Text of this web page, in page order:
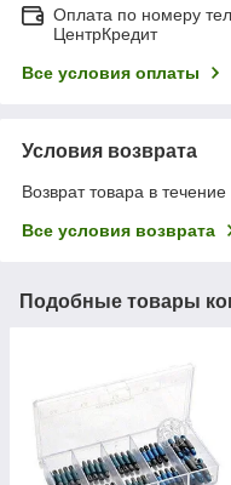
Оплата по номеру
ЦентрКредит
Все условия оплаты
Условия возврата
Возврат товара в
Все условия возврата
Подобные товары